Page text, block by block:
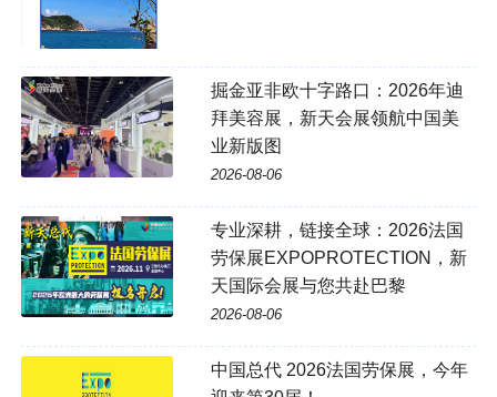
掘金亚非欧十字路口：2026年迪
拜美容展，新天会展领航中国美
业新版图
2026-08-06
专业深耕，链接全球：2026法国
劳保展EXPOPROTECTION，新
天国际会展与您共赴巴黎
2026-08-06
中国总代 2026法国劳保展，今年